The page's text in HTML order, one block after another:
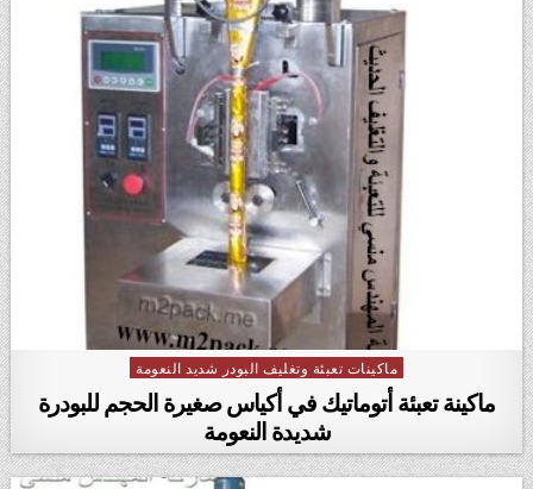
Posted in
ماكينات تعبئة وتغليف البودر شديد النعومة
ماكينة تعبئة أتوماتيك في أكياس صغيرة الحجم للبودرة
شديدة النعومة